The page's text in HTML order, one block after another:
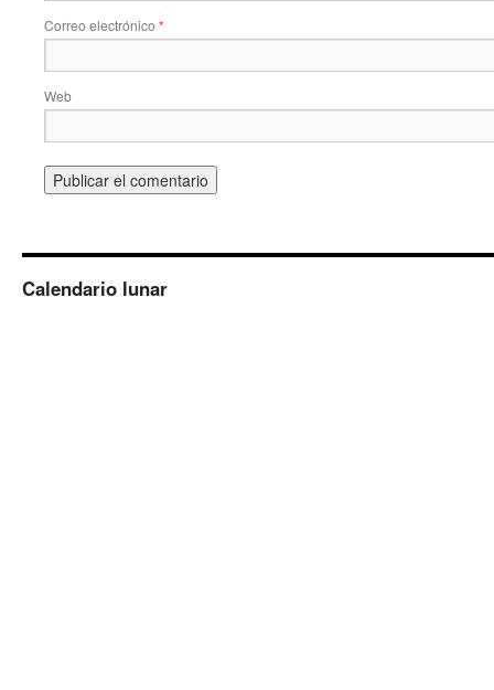
Correo electrónico *
Web
Calendario lunar